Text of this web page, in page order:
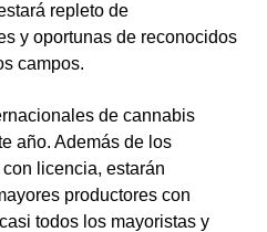
repleto de
y oportunas de reconocidos
campos.
de cannabis
año. Además de los
licencia, estarán
productores con
todos los mayoristas y